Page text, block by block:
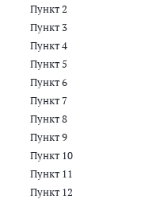
Пункт 2
Пункт 3
Пункт 4
Пункт 5
Пункт 6
Пункт 7
Пункт 8
Пункт 9
Пункт 10
Пункт 11
Пункт 12